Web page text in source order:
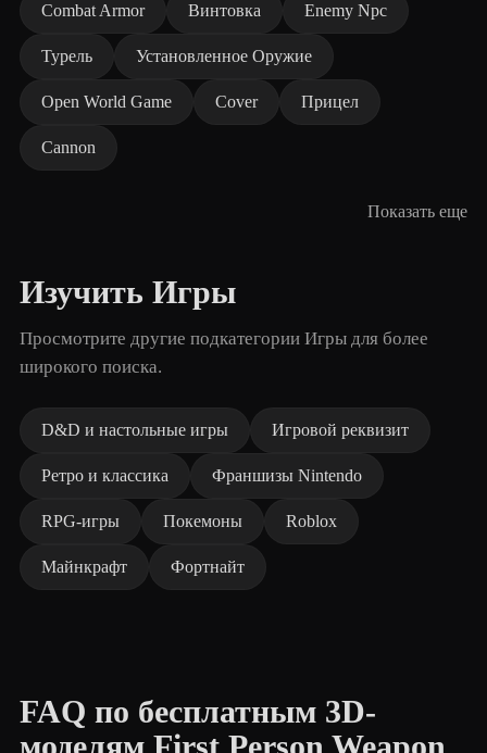
Combat Armor Винтовка Enemy Npc
Турель Установленное Оружие
Open World Game Cover Прицел
Cannon
Показать еще
Изучить Игры
Просмотрите другие подкатегории Игры для более
широкого поиска.
D&D и настольные игры Игровой реквизит
Ретро и классика Франшизы Nintendo
RPG-игры Покемоны Roblox
Майнкрафт Фортнайт
FAQ по бесплатным 3D-